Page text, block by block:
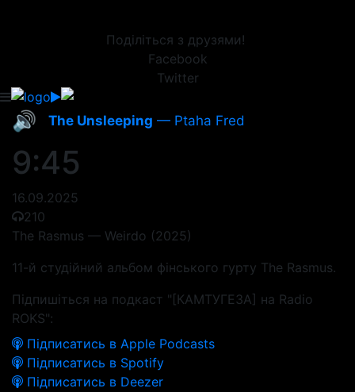
Поділіться з друзями!
Facebook
Twitter
🔊 The Unsleeping — Ptaha Fred
9:45
16.09.2025
210
The Rasmus — Weirdo (2025)
11-й студійний альбом фінського гурту The Rasmus.
Підпишіться на подкаст "[КАМТУГЕЗА] на Radio
ROKS":
Підписатись в Apple Podcasts
Підписатись в Spotify
Підписатись в Deezer